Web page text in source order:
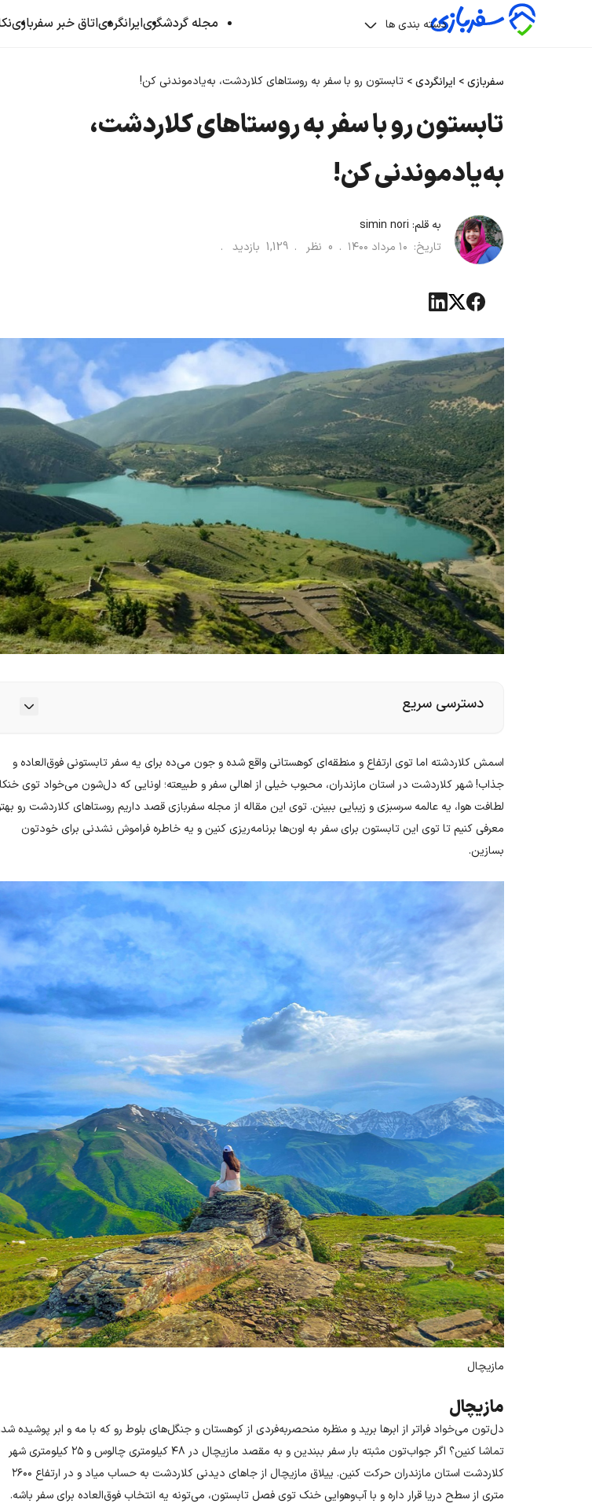
دسته بندی ها مجله گردشگریایرانگردیاتاق خبر سفربازی
سفربازی> ایرانگردی> تابستون رو با سفر به روستاهای کلاردشت، به‌یادموندنی کن!
تابستون رو با سفر به روستاهای کلاردشت،
به‌یادموندنی کن!
به قلم: simin nori
تاریخ: ۱۰ مرداد ۱۴۰۰ .
0 نظر . 1,129 بازدید .
دسترسی سریع
اسمش کلاردشته اما توی ارتفاع و منطقه‌ای کوهستانی واقع شده و جون می‌ده برای یه سفر تابستونی فوق‌العاده و
جذاب! شهر کلاردشت در استان مازندران، محبوب خیلی از اهالی سفر و طبیعته؛ اونایی که دل‌شون می‌خواد توی
لطافت هوا، یه عالمه سرسبزی و زیبایی ببینن. توی این مقاله از مجله سفربازی قصد داریم روستاهای کلاردشت رو
معرفی کنیم تا توی این تابستون برای سفر به اون‌ها برنامه‌ریزی کنین و یه خاطره فراموش نشدنی برای خودتون
بسازین.
مازیچال
مازیچال
دل‌تون می‌خواد فراتر از ابرها برید و منظره منحصربه‌فردی از کوهستان و جنگل‌های بلوط رو که با مه و ابر پوشیده
تماشا کنین؟ اگر جواب‌تون مثبته بار سفر ببندین و به مقصد مازیچال در ۴۸ کیلومتری چالوس و ۲۵ کیلومتری شهر
کلاردشت استان مازندران حرکت کنین. ییلاق مازیچال از جاهای دیدنی کلاردشت به حساب میاد و در ارتفاع ۲۶۰۰
متری از سطح دریا قرار داره و با آب‌وهوایی خنک توی فصل تابستون، می‌تونه یه انتخاب فوق‌العاده برای سفر باشه.